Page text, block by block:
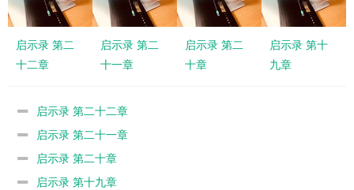
启示录 第二
十二章
启示录 第二
十一章
启示录 第二
十章
启示录 第十
九章
启示录 第二十二章
启示录 第二十一章
启示录 第二十章
启示录 第十九章